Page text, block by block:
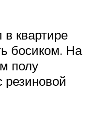
квартире
босиком. На
полу
резиновой